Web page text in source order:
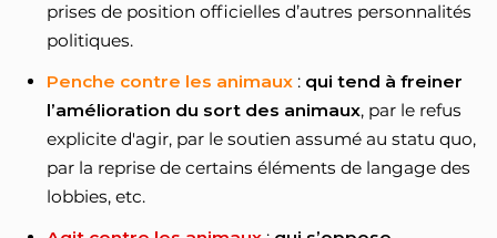
prises de position officielles d’autres personnalités
politiques.
Penche contre les animaux : qui tend à freiner
l’amélioration du sort des animaux, par le refus
explicite d'agir, par le soutien assumé au statu quo,
par la reprise de certains éléments de langage des
lobbies, etc.